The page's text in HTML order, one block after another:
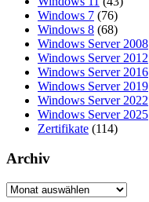
Windows 7 (76)
Windows 8 (68)
Windows Server 2008
Windows Server 2012
Windows Server 2016
Windows Server 2019
Windows Server 2022
Windows Server 2025
Zertifikate (114)
Archiv
Archiv